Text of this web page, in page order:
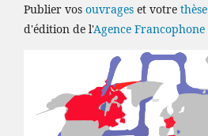
Publier vos ouvrages et votre thèse
d'édition de l'Agence Francophone